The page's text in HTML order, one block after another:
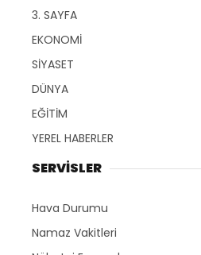
3. SAYFA
EKONOMİ
SİYASET
DÜNYA
EĞİTİM
YEREL HABERLER
SERVİSLER
Hava Durumu
Namaz Vakitleri